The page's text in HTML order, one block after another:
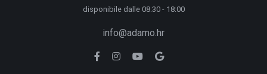
disponibile dalle 08:30 - 18:00
info@adamo.hr